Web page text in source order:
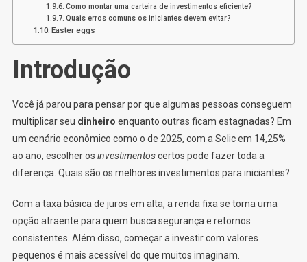
Como montar uma carteira de investimentos eficiente?
Quais erros comuns os iniciantes devem evitar?
Easter eggs
Introdução
Você já parou para pensar por que algumas pessoas conseguem
multiplicar seu dinheiro enquanto outras ficam estagnadas? Em
um cenário econômico como o de 2025, com a Selic em 14,25%
ao ano, escolher os investimentoscertos pode fazer toda a
diferença. Quais são os melhores investimentos para iniciantes?
Com a taxa básica de juros em alta, a renda fixa se torna uma
opção atraente para quem busca segurança e retornos
consistentes. Além disso, começar a investir com valores
pequenos é mais acessível do que muitos imaginam.